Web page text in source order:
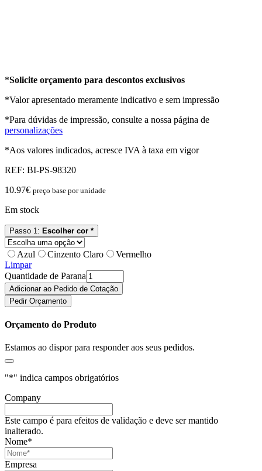
*Solicite orçamento para descontos exclusivos
*Valor apresentado meramente indicativo e sem impressão
*Para dúvidas de impressão, consulte a nossa página de
personalizações
*Aos valores indicados, acresce IVA à taxa em vigor
REF: BI-PS-98320
10.97€ preço base por unidade
Em stock
Passo 1: Escolher cor *
Azul Cinzento Claro
Vermelho
Limpar
Quantidade de Parana
Adicionar ao Pedido de Cotação
Pedir Orçamento
Orçamento do Produto
Estamos ao dispor para responder aos seus pedidos.
"*" indica campos obrigatórios
Company
Este campo é para efeitos de validação e deve ser mantido
inalterado.
Nome*
Empresa